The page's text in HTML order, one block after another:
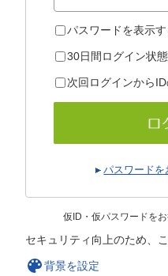
パスワードを表示す
30日間ログイン状
次回ログインから
パスワードを
仮ID・仮パスワードを
セキュリティ向上のため、
背景を設定